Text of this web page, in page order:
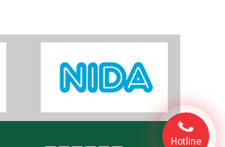
Hotline